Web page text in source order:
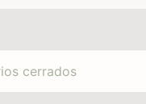
cerrados